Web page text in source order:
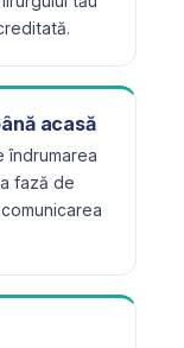
acasă
îndrumarea
fază de